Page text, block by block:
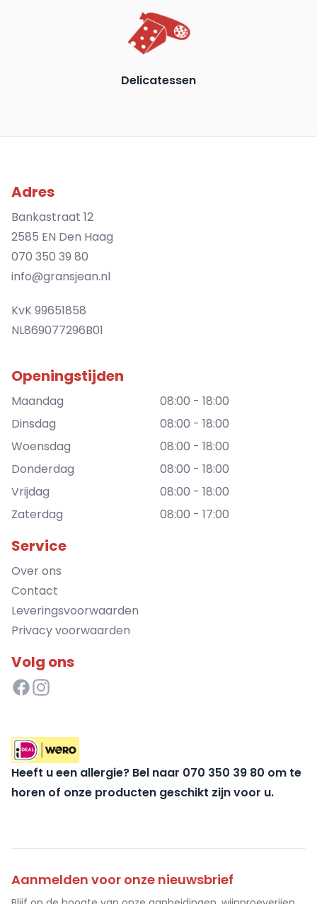
Delicatessen
Adres
Bankastraat 12
2585 EN Den Haag
070 350 39 80
info@gransjean.nl
KvK 99651858
NL869077296B01
Openingstijden
Maandag
08:00 - 18:00
Dinsdag
08:00 - 18:00
Woensdag
08:00 - 18:00
Donderdag
08:00 - 18:00
Vrijdag
08:00 - 18:00
Zaterdag
08:00 - 17:00
Service
Over ons
Contact
Leveringsvoorwaarden
Privacy voorwaarden
Volg ons
Heeft u een allergie? Bel naar 070 350 39 80 om te
horen of onze producten geschikt zijn voor u.
Aanmelden voor onze nieuwsbrief